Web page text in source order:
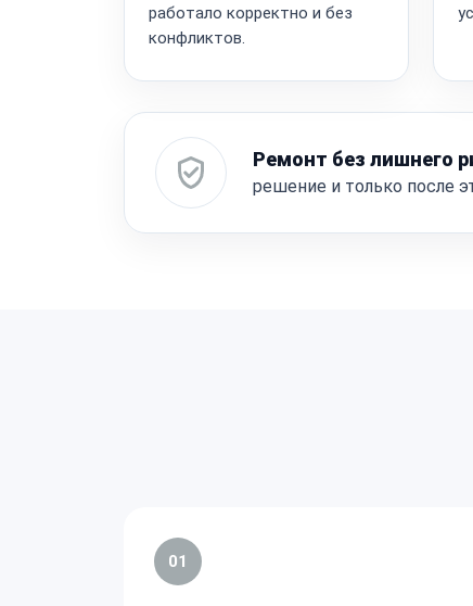
работало корректно и без
конфликтов.
Ремонт без лишнего
решение и только после
01